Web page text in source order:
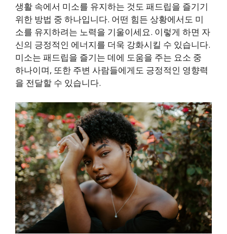
생활 속에서 미소를 유지하는 것도 패드립을 즐기기
위한 방법 중 하나입니다. 어떤 힘든 상황에서도 미
소를 유지하려는 노력을 기울이세요. 이렇게 하면 자
신의 긍정적인 에너지를 더욱 강화시킬 수 있습니다.
미소는 패드립을 즐기는 데에 도움을 주는 요소 중
하나이며, 또한 주변 사람들에게도 긍정적인 영향력
을 전달할 수 있습니다.